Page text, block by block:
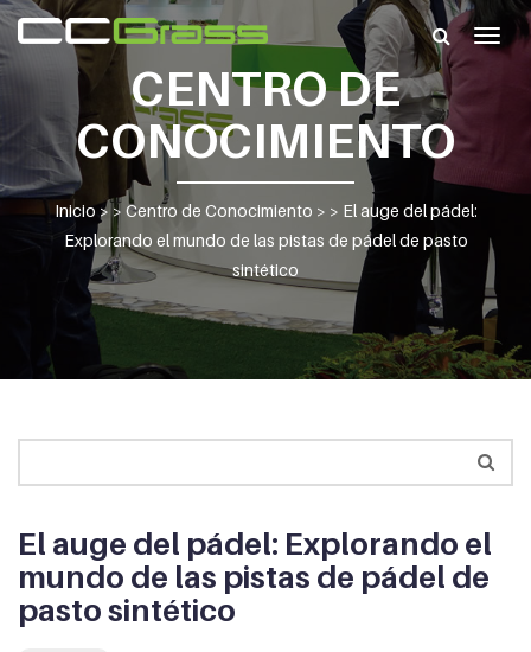
CENTRO DE
CONOCIMIENTO
Inicio> > Centro de Conocimiento > > El auge del pádel:
Explorando el mundo de las pistas de pádel de pasto
sintético
El auge del pádel: Explorando el
mundo de las pistas de pádel de
pasto sintético